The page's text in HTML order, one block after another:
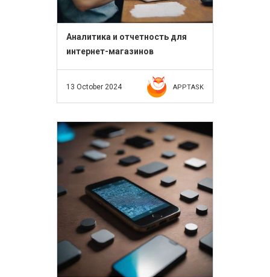
Аналитика и отчетность для
интернет-магазинов
13 October 2024 APPTASK